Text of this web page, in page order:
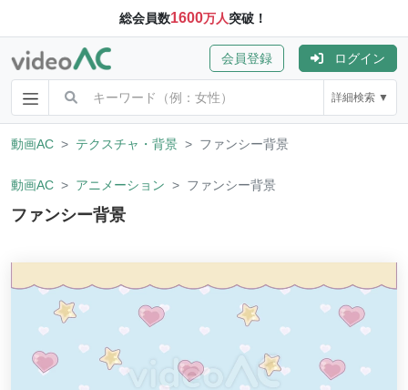
総会員数1600万人突破！
会員登録 ログイン
詳細検索 ▼
動画AC テクスチャ・背景 ファンシー背景
動画AC アニメーション ファンシー背景
ファンシー背景